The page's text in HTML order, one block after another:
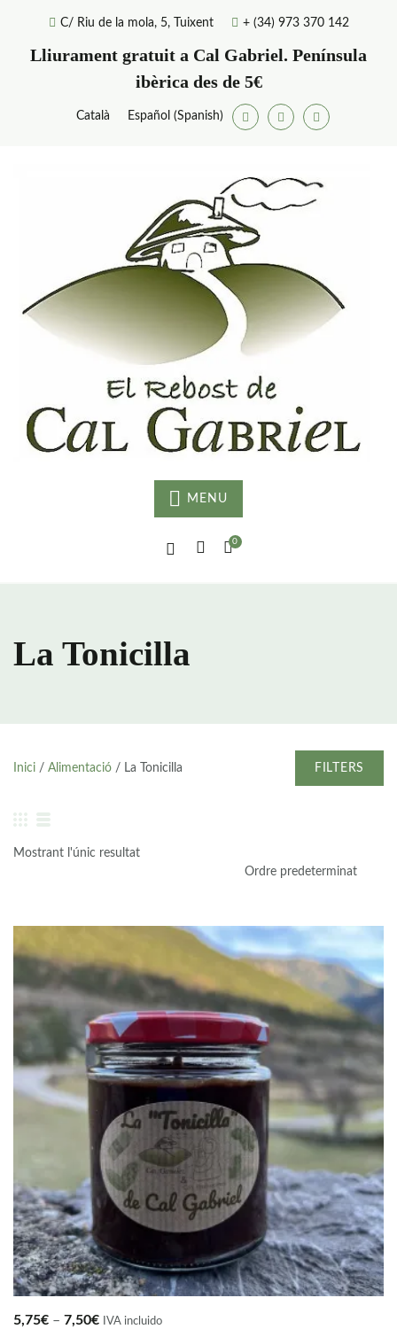
content
C/ Riu de la mola, 5, Tuixent + (34) 973 370 142
Lliurament gratuit a Cal Gabriel. Península
ibèrica des de 5€
Català Español (Spanish) FacebookTwitter Youtube
MENU
0
La Tonicilla
Inici / Alimentació / La Tonicilla FILTERS
Mostrant l'únic resultat
5,75€ – 7,50€Interval
IVA incluido